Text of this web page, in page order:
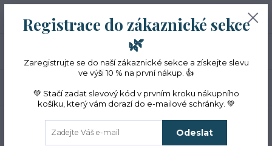
CZK
(Po-Pá, 10-16 hod.)
0ks
0 Kč
Registrace do zákaznické sekce
🌿
Zaregistrujte se do naší zákaznické sekce a získejte slevu
ve výši 10 % na první nákup. 👍
💚 Stačí zadat slevový kód v prvním kroku nákupního
košíku, který vám dorazí do e-mailové schránky. 💚
Odeslat